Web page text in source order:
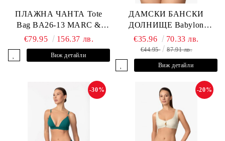
ПЛАЖНА ЧАНТА Tote
Bag BA26-13 MARC &
ANDRE
€79.95 156.37 лв.
Виж детайли
ДАМСКИ БАНСКИ
ДОЛНИЩЕ Babylon
L2613-Z-MTB MARC &
ANDRE
€35.96 70.33 лв.
€44.95 87.91 лв.
Виж детайли
-30% -20%